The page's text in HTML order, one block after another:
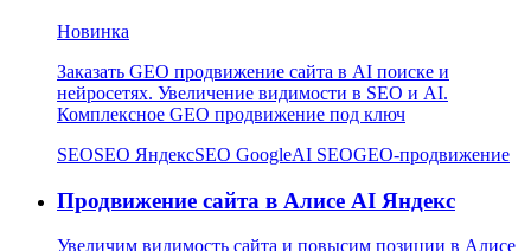
Новинка
Заказать GEO продвижение сайта в AI поиске и
нейросетях. Увеличение видимости в SEO и AI.
Комплексное GEO продвижение под ключ
SEOSEO ЯндексSEO GoogleAI SEOGEO-продвижение
Продвижение сайта в Алисе AI Яндекс
Увеличим видимость сайта и повысим позиции в Алисе